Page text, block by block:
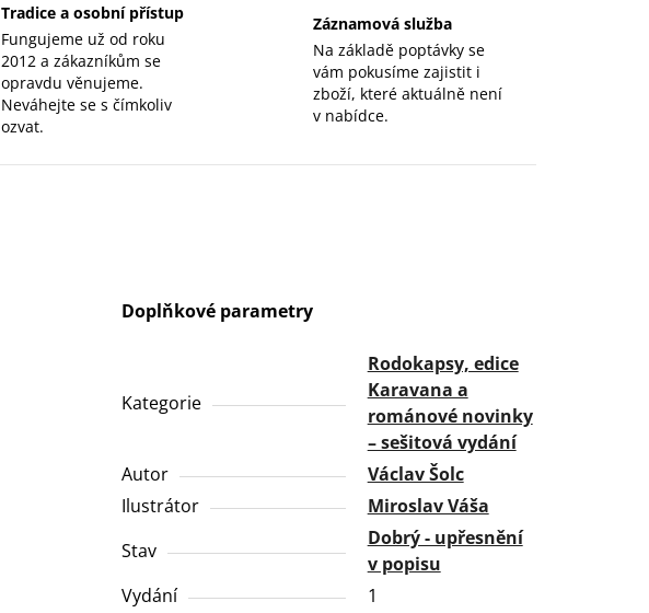
Tradice a osobní přístup
Fungujeme už od roku
2012 a zákazníkům se
opravdu věnujeme.
Neváhejte se s čímkoliv
ozvat.
Záznamová služba
Na základě poptávky se
vám pokusíme zajistit i
zboží, které aktuálně není
v nabídce.
Doplňkové parametry
Kategorie
Rodokapsy, edice
Karavana a
románové novinky
– sešitová vydání
Autor
Václav Šolc
Ilustrátor
Miroslav Váša
Stav
Dobrý - upřesnění
v popisu
Vydání
1